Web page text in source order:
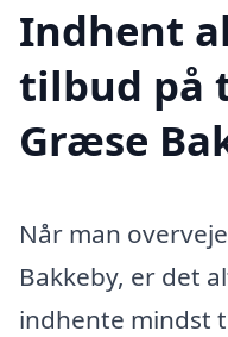
Indhent
tilbud på
Græse
Når man
Bakkeby, er det
indhente mindst